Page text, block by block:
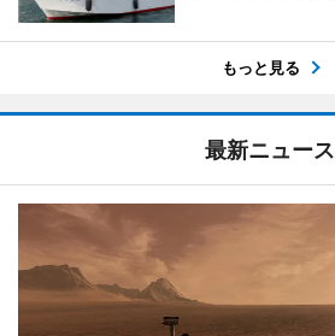
もっと見る
最新ニュース